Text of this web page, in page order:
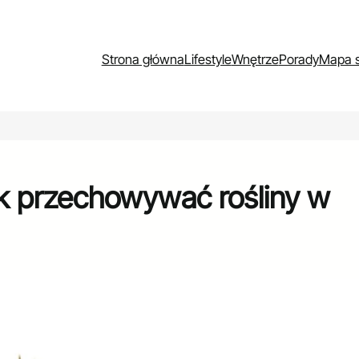
Strona głównaLifestyleWnętrzePoradyMapa
przechowywać rośliny w